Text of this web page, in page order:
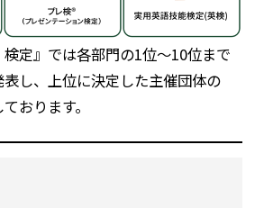
定』では各部門の1位～10位まで
し、上位に決定した主催団体の
おります。